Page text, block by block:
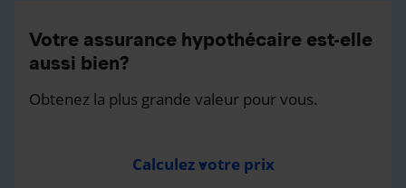
Votre assurance hypothécaire est-elle
aussi bien?
Obtenez la plus grande valeur pour vous.
Calculez votre prix